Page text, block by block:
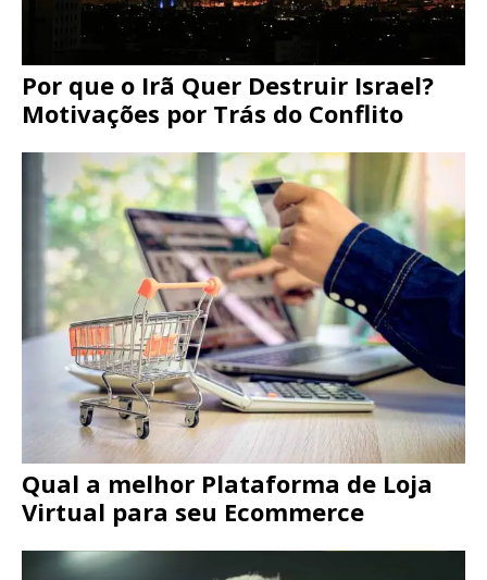
Por que o Irã Quer Destruir Israel?
Motivações por Trás do Conflito
Qual a melhor Plataforma de Loja
Virtual para seu Ecommerce